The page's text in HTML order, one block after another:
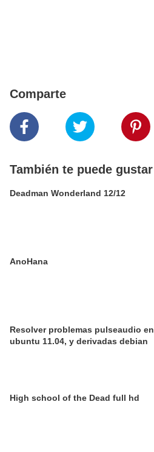
Comparte
También te puede gustar
Deadman Wonderland 12/12
AnoHana
Resolver problemas pulseaudio en
ubuntu 11.04, y derivadas debian
High school of the Dead full hd